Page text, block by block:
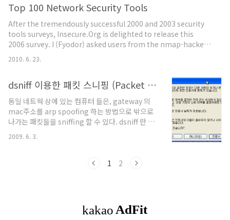
분석을 똑 같이 할 수 있다. Pirni 는 아이폰과 아이
팟터치 에서만 사용이 가능하며, 아이폰의 첫 번째
패킷 스니퍼로 알려져 있다. 이걸 사용하기 위해서
는 OS 버전이 3.0 이상되어야 하며, 탈옥된 아이폰
을 사용하고 있어야 한다. 일단, 와이어샤크같이 편
한 GUI 환경을 갖고 있지 않으며, 터미널을 통해 수
Top 100 Network Security Tools
After the tremendously successful 2000 and 2003 security
tools surveys, Insecure.Org is delighted to release this
2006 survey. I (Fyodor) asked users from the nmap-hackers
mailing list to share their favorite tools, and 3,243 people
responded. This allowed me to expand the list to 100
tools, and even subdivide them into categories. Anyone in
the security field would be well advised to go over th..
2010. 6. 23.
dsniff 이용한 패킷 스니핑 (Packet Sniff)
동일 네트웍 상에 있는 컴퓨터 들은, gateway 의
mac주소를 arp spoofing 하는 방법으로 밖으로
나가는 패킷들을 sniffing 할 수 있다. dsniff 란 툴
을 이용하면 이것들을 쉽게 할 수 있다. 콘솔을 3개
띄워서 각각의 명령어를 친다. 1. gateway 의 주소
192.168.1.3 192.168.1.1 2. 들어오는 패킷을 외부
packet 을 캡춰한다. $ sudo tcpdump tcp dst
port 80 -i wlan0 -s1500 -w- 만..
2009. 6. 3.
1 2